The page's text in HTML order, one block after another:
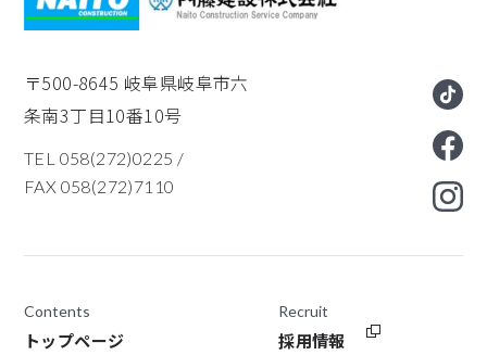
〒500-8645 岐阜県岐阜市六
条南3丁目10番10号
TEL 058(272)0225 /
FAX 058(272)7110
Contents
トップページ
Recruit
採用情報